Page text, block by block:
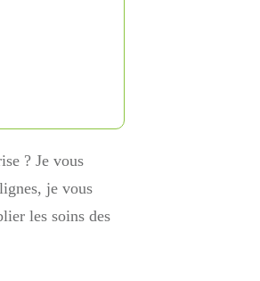
? Je vous
je vous
les soins des